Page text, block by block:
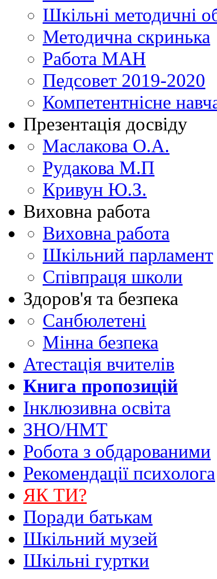
Шкільні методичні
Методична скринька
Работа МАН
Педсовет 2019-2020
Компетентнісне
Презентація досвіду
Маслакова О.А.
Рудакова М.П
Кривун Ю.З.
Виховна работа
Виховна работа
Шкільний парламент
Співпраця школи
Здоров'я та безпека
Санбюлетені
Мінна безпека
Атестація вчителів
Книга пропозицій
Інклюзивна освіта
ЗНО/НМТ
Робота з обдарованими
Рекомендації психолога
ЯК ТИ?
Поради батькам
Шкільний музей
Шкільні гуртки